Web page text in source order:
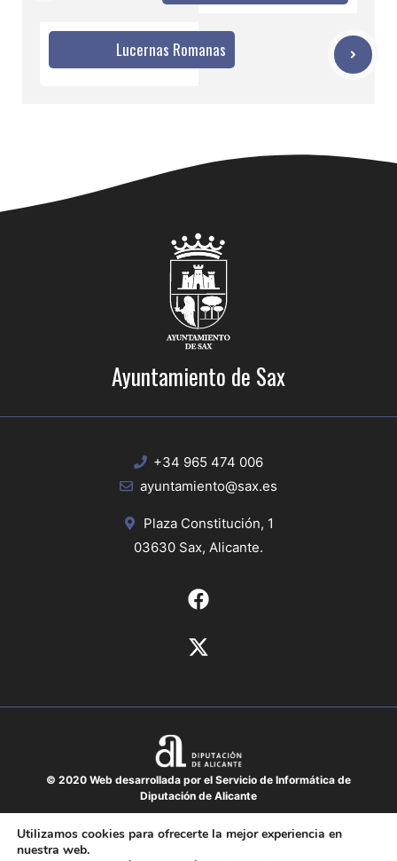
Lucernas Romanas
Ayuntamiento de Sax
+34 965 474 006
ayuntamiento@sax.es
Plaza Constitución, 1
03630 Sax, Alicante.
© 2020 Web desarrollada por el Servicio de Informática de
Diputación de Alicante
Aviso legal
Utilizamos cookies para ofrecerte la mejor experiencia en
nuestra web.